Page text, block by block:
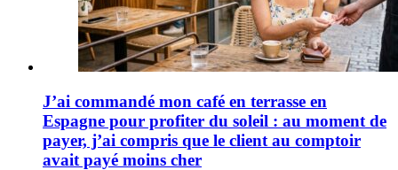
J’ai commandé mon café en terrasse en
Espagne pour profiter du soleil : au moment de
payer, j’ai compris que le client au comptoir
avait payé moins cher